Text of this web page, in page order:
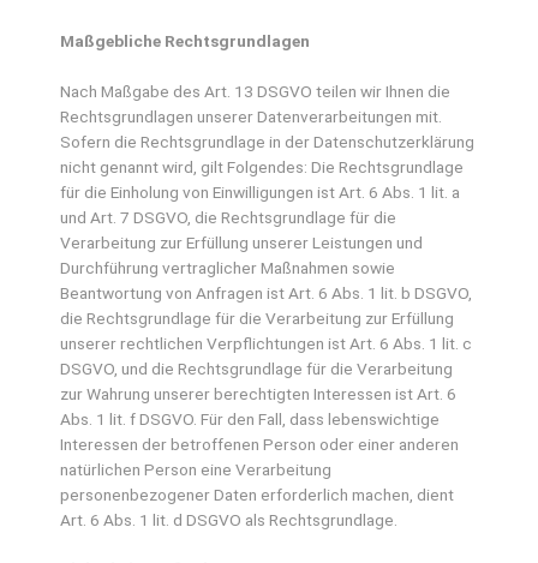
Maßgebliche Rechtsgrundlagen
Nach Maßgabe des Art. 13 DSGVO teilen wir Ihnen die
Rechtsgrundlagen unserer Datenverarbeitungen mit.
Sofern die Rechtsgrundlage in der Datenschutzerklärung
nicht genannt wird, gilt Folgendes: Die Rechtsgrundlage
für die Einholung von Einwilligungen ist Art. 6 Abs. 1 lit. a
und Art. 7 DSGVO, die Rechtsgrundlage für die
Verarbeitung zur Erfüllung unserer Leistungen und
Durchführung vertraglicher Maßnahmen sowie
Beantwortung von Anfragen ist Art. 6 Abs. 1 lit. b DSGVO,
die Rechtsgrundlage für die Verarbeitung zur Erfüllung
unserer rechtlichen Verpflichtungen ist Art. 6 Abs. 1 lit. c
DSGVO, und die Rechtsgrundlage für die Verarbeitung
zur Wahrung unserer berechtigten Interessen ist Art. 6
Abs. 1 lit. f DSGVO. Für den Fall, dass lebenswichtige
Interessen der betroffenen Person oder einer anderen
natürlichen Person eine Verarbeitung
personenbezogener Daten erforderlich machen, dient
Art. 6 Abs. 1 lit. d DSGVO als Rechtsgrundlage.